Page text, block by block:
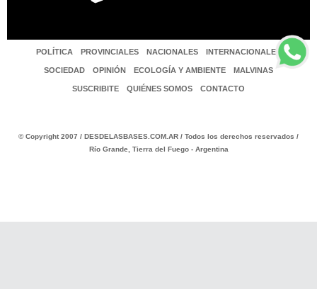
POLÍTICA PROVINCIALES NACIONALES INTERNACIONALES
SOCIEDAD OPINIÓN ECOLOGÍA Y AMBIENTE MALVINAS
SUSCRIBITE QUIÉNES SOMOS CONTACTO
© Copyright 2007 / DESDELASBASES.COM.AR / Todos los derechos reservados /
Río Grande, Tierra del Fuego - Argentina